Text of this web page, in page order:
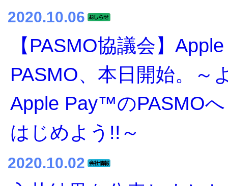
2020.10.06
【PASMO協議会】
PASMO、本日開始。～
Apple Pay™のPASMO
はじめよう!!～
2020.10.02